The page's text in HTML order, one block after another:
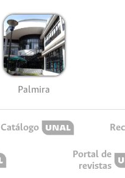
Palmira
Catálogo
Portal de
revistas